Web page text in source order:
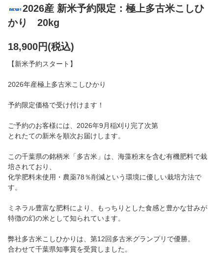
2026産 新米予約限定：極上多古米こしひ
かり 20kg
18,900円(税込)
【新米予約スタート】
2026年産極上多古米こしひかり
予約限定価格で受け付けます！
ご予約のお客様には、2026年9月稲刈り完了次第
とれたての新米を順次お届けします。
この千葉県の銘柄米「多古米」は、海藻粉末を含む有機肥料で栽
培されており、
化学肥料未使用・農薬78％削減という環境に優しい栽培方法で
す。
ミネラル豊富な肥料により、もっちりとした食感と豊かな甘みが
特徴の幻の米として知られています。
弊社多古米こしひかりは、第12回多古米グランプリで優勝。
合わせて千葉県知事賞を受賞しました。